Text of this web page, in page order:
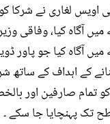
اویس لغاری نے شرکا
آگاہ کیا، وفاقی
آگاہ کیا جو پاور
کے اہداف کے ساتھ
تمام صارفین اور
تک پہنچایا جا سکے ۔